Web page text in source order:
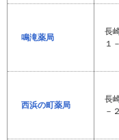
鳴滝薬局
長
１
西浜の町薬局
長
－